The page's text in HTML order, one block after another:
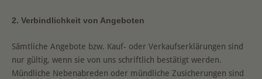
2. Verbindlichkeit von Angeboten
Sämtliche Angebote bzw. Kauf- oder Verkaufserklärungen sind
nur gültig, wenn sie von uns schriftlich bestätigt werden.
Mündliche Nebenabreden oder mündliche Zusicherungen sind